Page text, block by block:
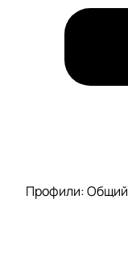
Профили: Общий